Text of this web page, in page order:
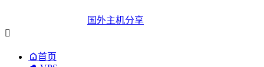
国外主机分享

首页